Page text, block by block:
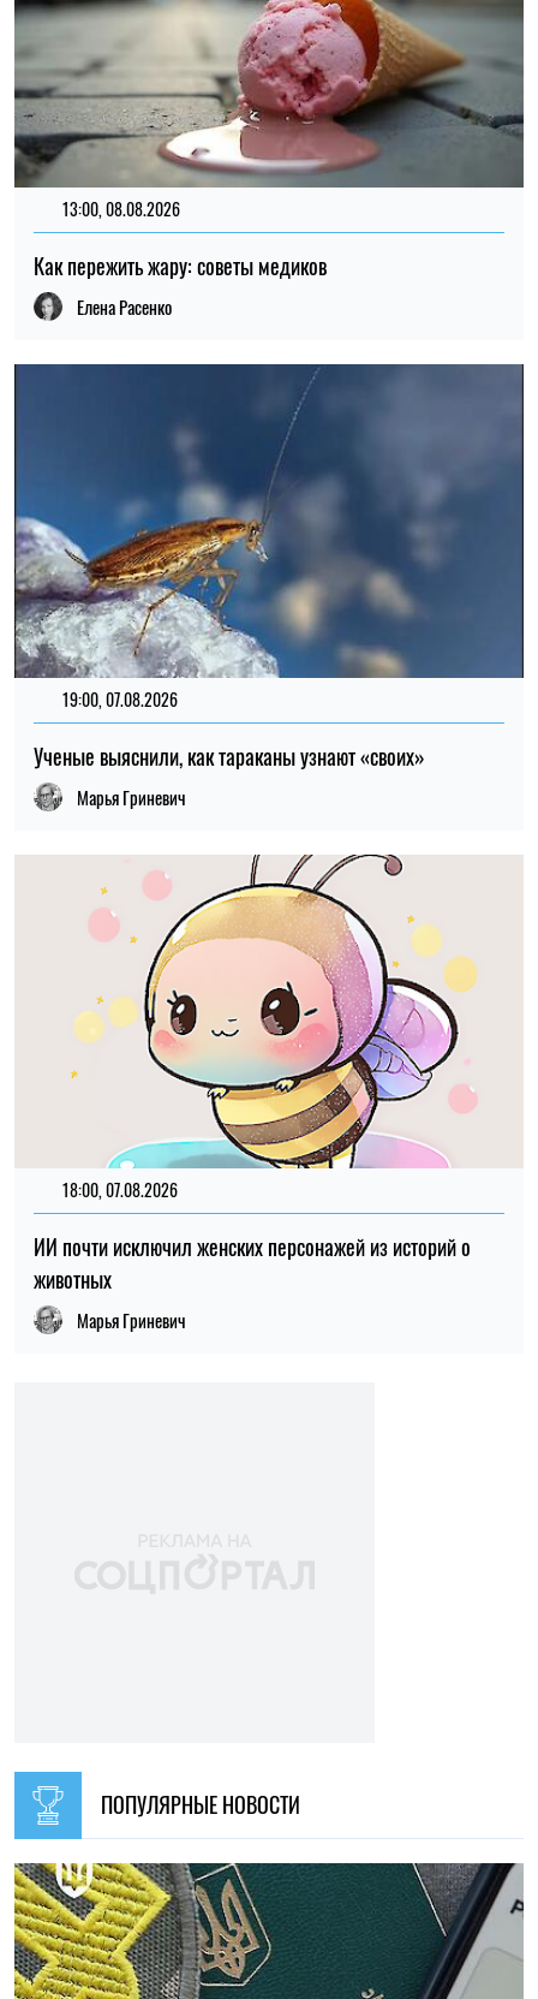
13:00, 08.08.2026
Как пережить жару: советы медиков
Елена Расенко
19:00, 07.08.2026
Ученые выяснили, как тараканы узнают «своих»
Марья Гриневич
18:00, 07.08.2026
ИИ почти исключил женских персонажей из историй о
животных
Марья Гриневич
ПОПУЛЯРНЫЕ НОВОСТИ